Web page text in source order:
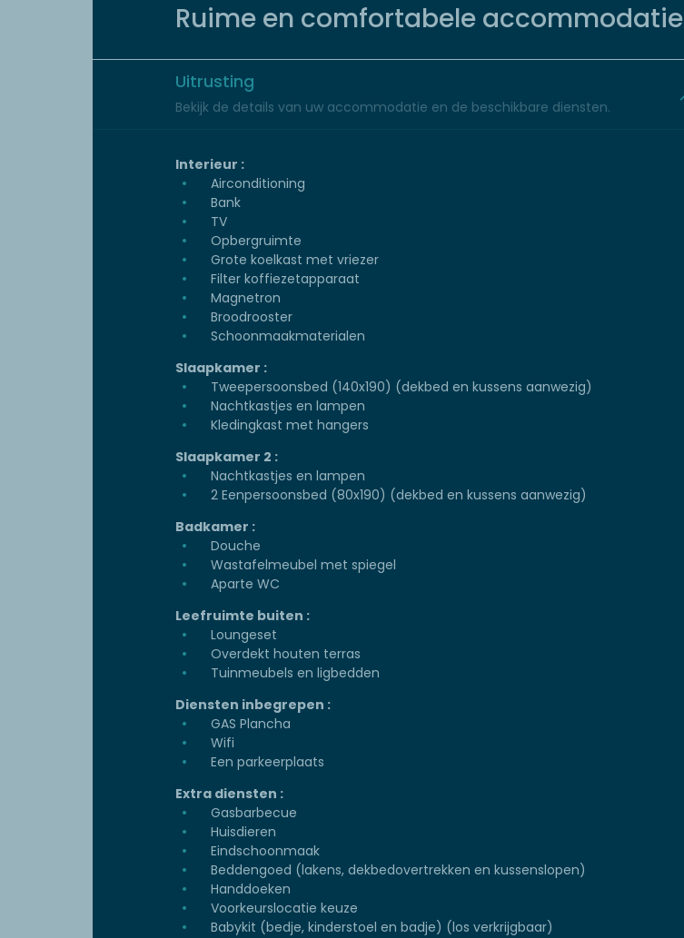
Ruime en comfortabele accommodatie
Uitrusting
Bekijk de details van uw accommodatie en de beschikbare diensten.
Interieur :
Airconditioning
Bank
TV
Opbergruimte
Grote koelkast met vriezer
Filter koffiezetapparaat
Magnetron
Broodrooster
Schoonmaakmaterialen
Slaapkamer :
Tweepersoonsbed (140x190) (dekbed en kussens aanwezig)
Nachtkastjes en lampen
Kledingkast met hangers
Slaapkamer 2 :
Nachtkastjes en lampen
2 Eenpersoonsbed (80x190) (dekbed en kussens aanwezig)
Badkamer :
Douche
Wastafelmeubel met spiegel
Aparte WC
Leefruimte buiten :
Loungeset
Overdekt houten terras
Tuinmeubels en ligbedden
Diensten inbegrepen :
GAS Plancha
Wifi
Een parkeerplaats
Extra diensten :
Gasbarbecue
Huisdieren
Eindschoonmaak
Beddengoed (lakens, dekbedovertrekken en kussenslopen)
Handdoeken
Voorkeurslocatie keuze
Babykit (bedje, kinderstoel en badje) (los verkrijgbaar)